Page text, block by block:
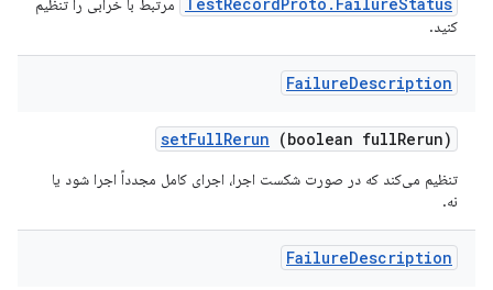
مرتبط با خرابی را تنظیم
کنید.
FailureDescription
setFullRerun (boolean fullRerun)
تنظیم می‌کند که در صورت شکست اجرا، اجرای کامل مجدداً اجرا شود یا
نه.
FailureDescription